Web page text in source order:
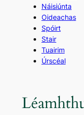
Náisiúnta
Oideachas
Spóirt
Stair
Tuairim
Úrscéal